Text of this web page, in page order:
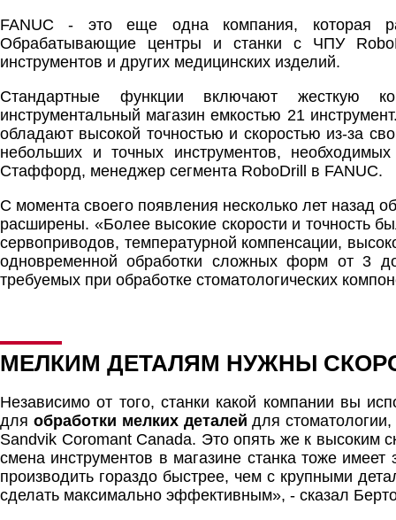
FANUC - это еще одна компания, которая
Обрабатывающие центры и станки с ЧПУ
инструментов и других медицинских изделий.
Стандартные функции включают жесткую
инструментальный магазин емкостью 21
обладают высокой точностью и скоростью из-за
небольших и точных инструментов,
Стаффорд, менеджер сегмента RoboDrill в FANUC.
С момента своего появления несколько лет назад
расширены. «Более высокие скорости и точность
сервоприводов, температурной компенсации,
одновременной обработки сложных форм от 3
требуемых при обработке стоматологических
МЕЛКИМ ДЕТАЛЯМ НУЖНЫ
Независимо от того, станки какой компании вы
для обработки мелких деталей для
Sandvik Coromant Canada. Это опять же к высоким
смена инструментов в магазине станка тоже
производить гораздо быстрее, чем с крупными
сделать максимально эффективным», - сказал